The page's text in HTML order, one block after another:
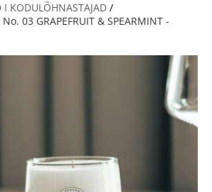
I KODULÕHNASTAJAD /
03 GRAPEFRUIT & SPEARMINT -